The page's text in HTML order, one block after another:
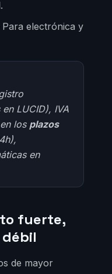
electrónica y
LUCID), IVA
los plazos
en
fuerte,
de mayor